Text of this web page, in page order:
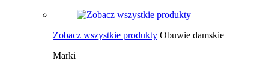
Zobacz wszystkie produkty Obuwie damskie
Marki